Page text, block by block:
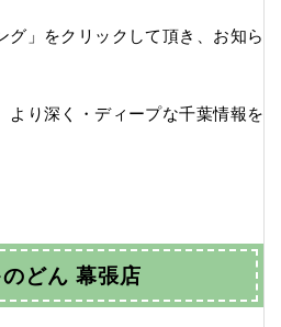
グ」をクリックして頂き、お知ら
より深く・ディープな千葉情報を
のどん 幕張店